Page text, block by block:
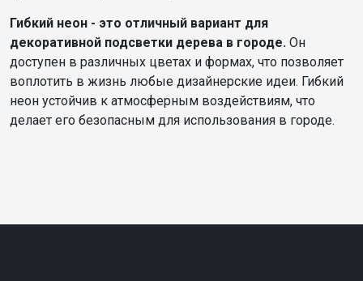
Гибкий неон - это отличный вариант для
декоративной подсветки дерева в городе. Он
доступен в различных цветах и формах, что позволяет
воплотить в жизнь любые дизайнерские идеи. Гибкий
неон устойчив к атмосферным воздействиям, что
делает его безопасным для использования в городе.